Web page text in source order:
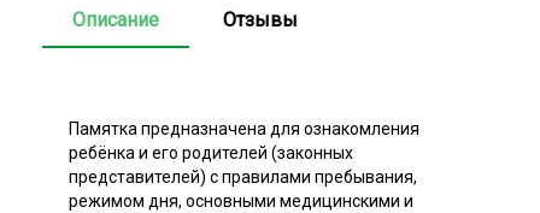
Описание Отзывы
Памятка предназначена для ознакомления
ребёнка и его родителей (законных
представителей) с правилами пребывания,
режимом дня, основными медицинскими и